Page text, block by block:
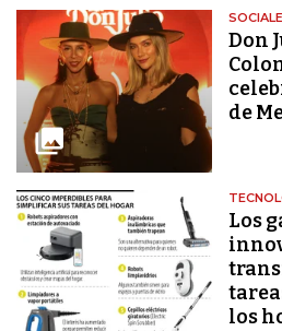
Don
de
Los
los